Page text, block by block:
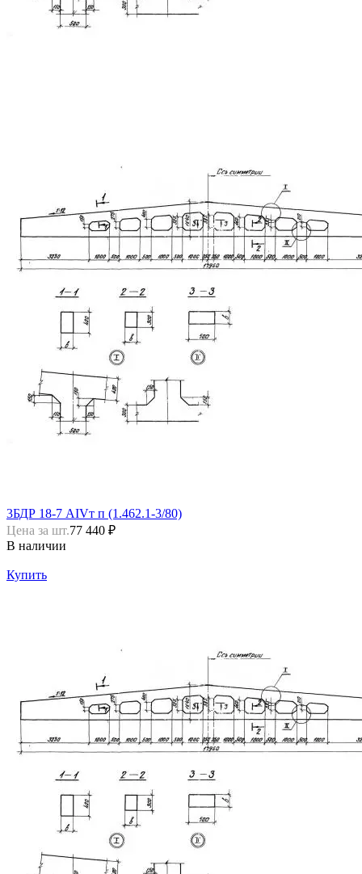
3БДР 18-7 АIVт п (1.462.1-3/80)
Цена за шт.77 440 ₽
В наличии
Купить